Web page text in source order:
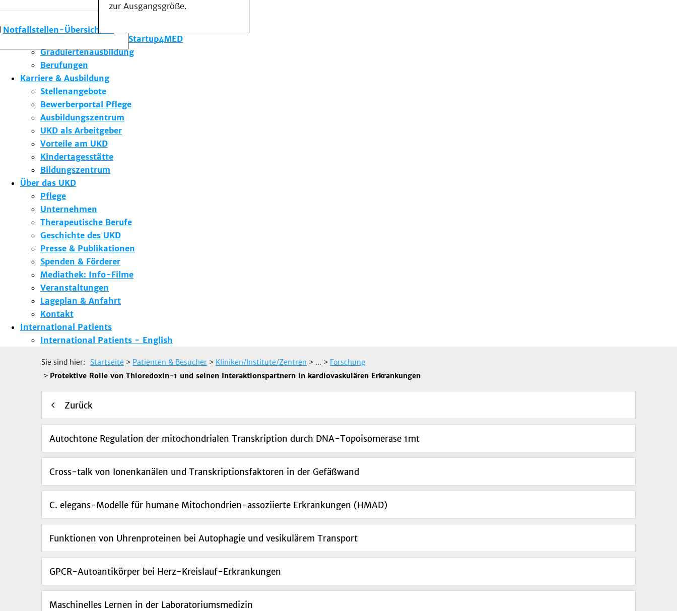
Notfallstellen-Übersicht
zur Ausgangsgröße.
Forschung am UKD
Studium & Lehre
Gründungsförderung Startup4MED
Graduiertenausbildung
Berufungen
Karriere & Ausbildung
Stellenangebote
Bewerberportal Pflege
Ausbildungszentrum
UKD als Arbeitgeber
Vorteile am UKD
Kindertagesstätte
Bildungszentrum
Über das UKD
Pflege
Unternehmen
Therapeutische Berufe
Geschichte des UKD
Presse & Publikationen
Spenden & Förderer
Mediathek: Info-Filme
Veranstaltungen
Lageplan & Anfahrt
Kontakt
International Patients
International Patients - English
Sie sind hier: Startseite > Patienten & Besucher > Kliniken/Institute/Zentren > ... > Forschung
> Protektive Rolle von Thioredoxin-1 und seinen Interaktionspartnern in kardiovaskulären Erkrankungen
Zurück
Autochtone Regulation der mitochondrialen Transkription durch DNA-Topoisomerase 1mt
Cross-talk von Ionenkanälen und Transkriptionsfaktoren in der Gefäßwand
C. elegans-Modelle für humane Mitochondrien-assoziierte Erkrankungen (HMAD)
Funktionen von Uhrenproteinen bei Autophagie und vesikulärem Transport
GPCR-Autoantikörper bei Herz-Kreislauf-Erkrankungen
Maschinelles Lernen in der Laboratoriumsmedizin